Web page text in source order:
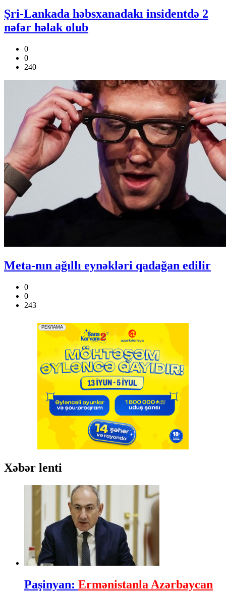
Şri-Lankada həbsxanadakı insidentdə 2
nəfər həlak olub
0
0
240
Meta-nın ağıllı eynəkləri qadağan edilir
0
0
243
Xəbər lenti
Paşinyan: Ermənistanla Azərbaycan